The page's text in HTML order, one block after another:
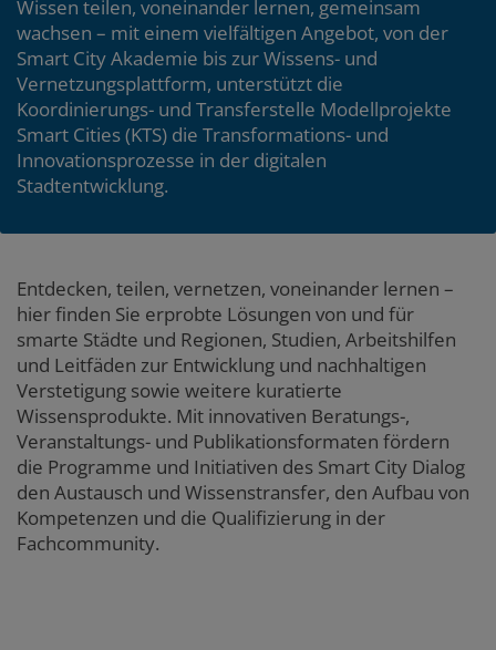
Wissen teilen, voneinander lernen, gemeinsam
wachsen – mit einem vielfältigen Angebot, von der
Smart City Akademie bis zur Wissens- und
Vernetzungsplattform, unterstützt die
Koordinierungs- und Transferstelle Modellprojekte
Smart Cities (KTS) die Transformations- und
Innovationsprozesse in der digitalen
Stadtentwicklung.
Entdecken, teilen, vernetzen, voneinander lernen –
hier finden Sie erprobte Lösungen von und für
smarte Städte und Regionen, Studien, Arbeitshilfen
und Leitfäden zur Entwicklung und nachhaltigen
Verstetigung sowie weitere kuratierte
Wissensprodukte. Mit innovativen Beratungs-,
Veranstaltungs- und Publikationsformaten fördern
die Programme und Initiativen des Smart City Dialog
den Austausch und Wissenstransfer, den Aufbau von
Kompetenzen und die Qualifizierung in der
Fachcommunity.